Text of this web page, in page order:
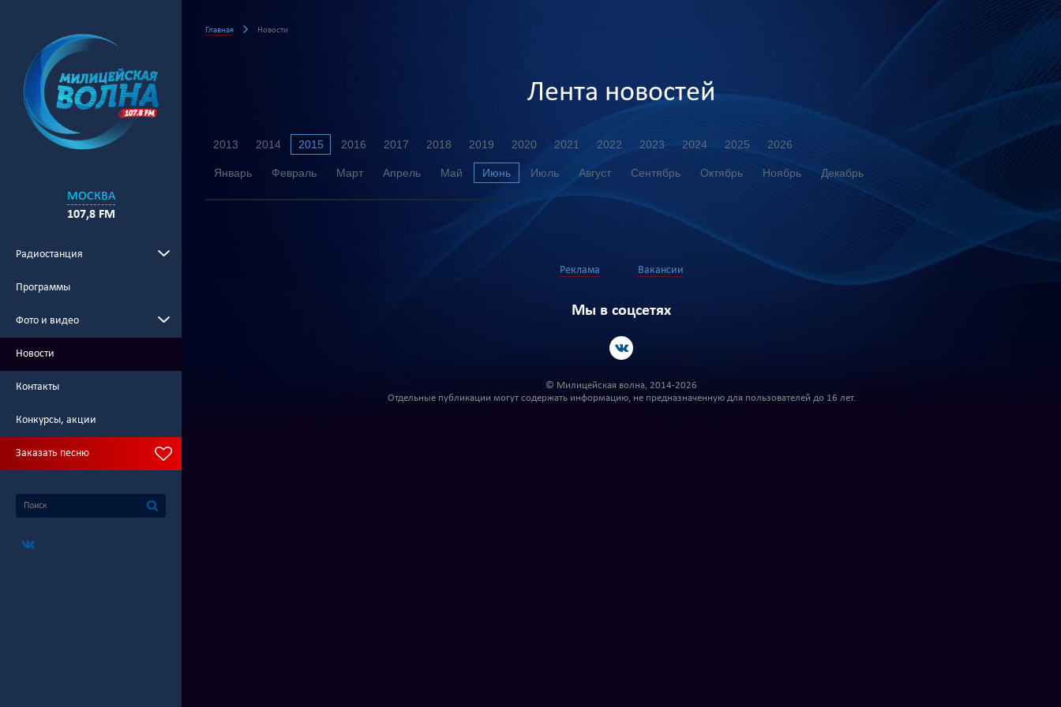
МОСКВА
107,8 FM
Радиостанция
Программы
Фото и видео
Новости
Контакты
Конкурсы, акции
Заказать песню
Главная Новости
Лента новостей
2013 2014 2015 2016 2017 2018 2019 2020 2021 2022 2023 2024 2025 2026
Январь Февраль Март Апрель Май Июнь Июль Август Сентябрь Октябрь Ноябрь Декабрь
Реклама Вакансии
Мы в соцсетях
© Милицейская волна, 2014-2026
Отдельные публикации могут содержать информацию, не предназначенную для пользователей до 16 лет.